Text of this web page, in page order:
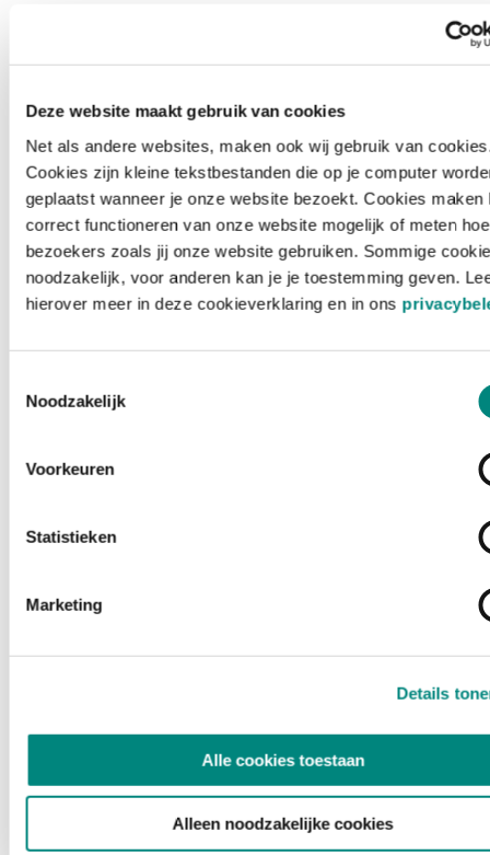
Deze website maakt gebruik van cookies
Net als andere websites, maken ook wij gebruik van
Cookies zijn kleine tekstbestanden die op je computer
geplaatst wanneer je onze website bezoekt. Cookies maken
correct functioneren van onze website mogelijk of meten hoe
bezoekers zoals jij onze website gebruiken. Sommige
noodzakelijk, voor anderen kan je je toestemming geven.
hierover meer in deze cookieverklaring en in ons
Noodzakelijk
Voorkeuren
Statistieken
Marketing
Details
Alle cookies toestaan
Alleen noodzakelijke cookies